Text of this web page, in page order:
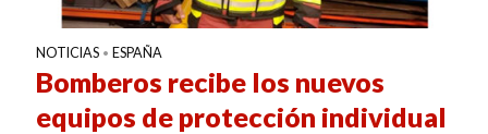
NOTICIAS • ESPAÑA
Bomberos recibe los nuevos
equipos de protección individual